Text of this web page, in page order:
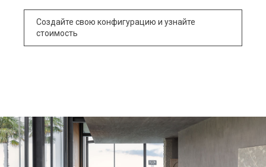
Создайте свою конфигурацию и узнайте
стоимость